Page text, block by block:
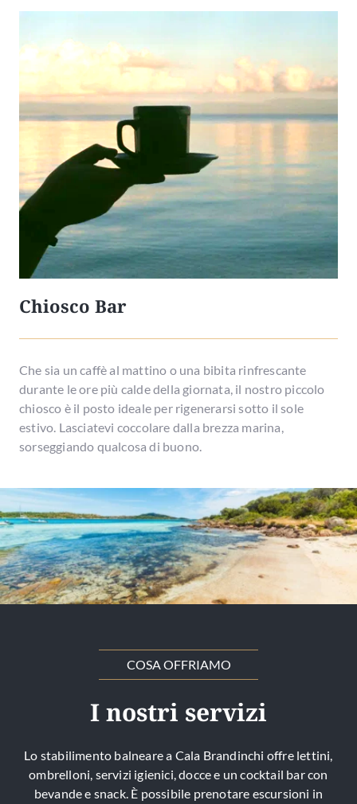
Chiosco Bar
Che sia un caffè al mattino o una bibita rinfrescante
durante le ore più calde della giornata, il nostro piccolo
chiosco è il posto ideale per rigenerarsi sotto il sole
estivo. Lasciatevi coccolare dalla brezza marina,
sorseggiando qualcosa di buono.
COSA OFFRIAMO
I nostri servizi
Lo stabilimento balneare a Cala Brandinchi offre lettini,
ombrelloni, servizi igienici, docce e un cocktail bar con
bevande e snack. È possibile prenotare escursioni in